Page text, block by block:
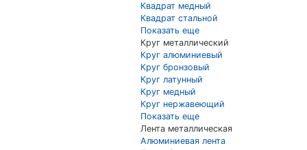
Квадрат медный
Квадрат стальной
Показать еще
Круг металлический
Круг алюминиевый
Круг бронзовый
Круг латунный
Круг медный
Круг нержавеющий
Показать еще
Лента металлическая
Алюминиевая лента